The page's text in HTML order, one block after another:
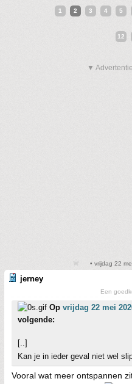
1 2 3 4 5
12
▼
• vrijdag 22
jerney
Een
Op vrijdag 22 mei
volgende:
[..]
Kan je in ieder geval niet wel
Vooral wat meer ontspannen